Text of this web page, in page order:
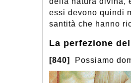
essi devono quindi
santità che hanno
La perfezione
[840] Possiamo